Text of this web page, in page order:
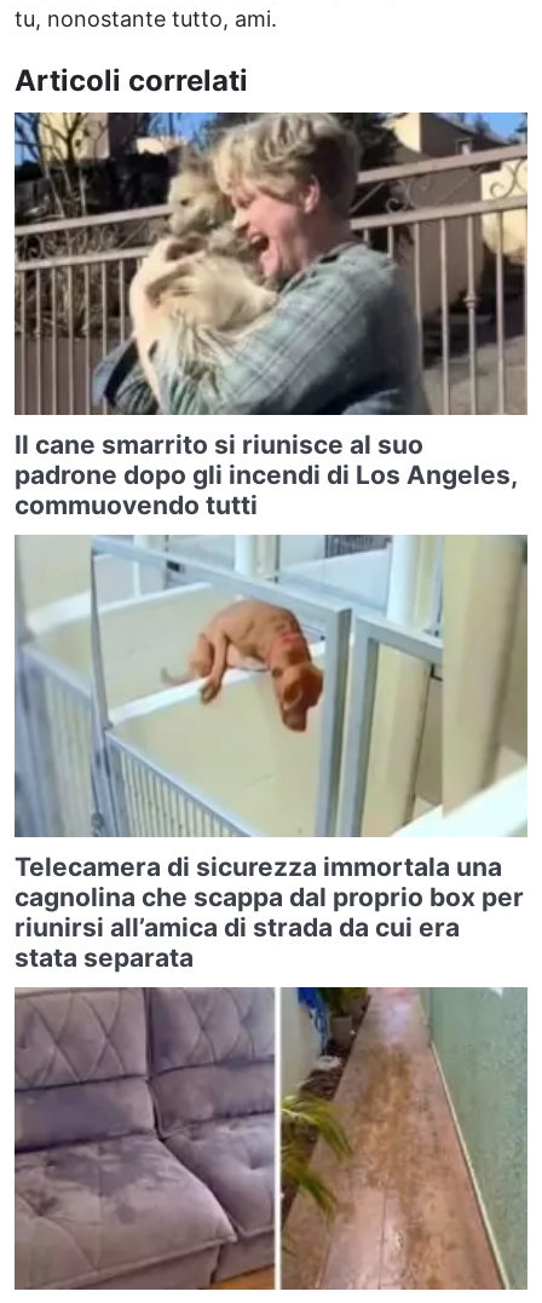
tu, nonostante tutto, ami.
Articoli correlati
Il cane smarrito si riunisce al suo
padrone dopo gli incendi di Los Angeles,
commuovendo tutti
Telecamera di sicurezza immortala una
cagnolina che scappa dal proprio box per
riunirsi all’amica di strada da cui era
stata separata